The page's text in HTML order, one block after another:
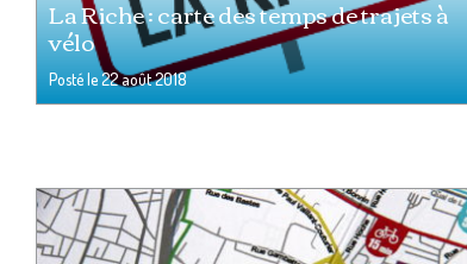
La Riche : carte des temps de trajets à
vélo
Posté le22 août 2018